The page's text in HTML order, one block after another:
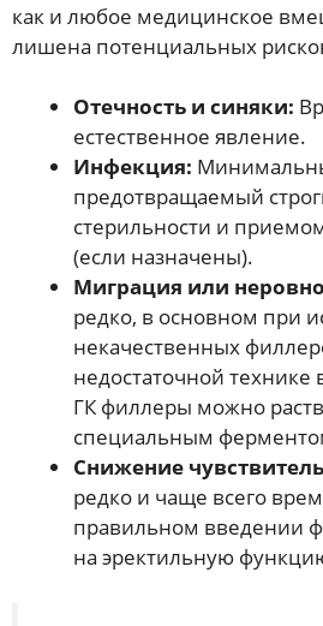
как и любое медицинское
лишена потенциальных
Отечность и синяки:
естественное явление.
Инфекция:
предотвращаемый
стерильности и
(если назначены).
Миграция или
редко, в основном при
некачественных
недостаточной технике
ГК филлеры можно
специальным
Снижение
редко и чаще всего
правильном введении
на эректильную